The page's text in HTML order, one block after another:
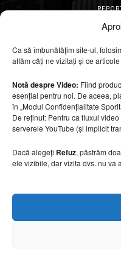
Ca să îmbunătățim site-ul,
aflăm câți ne vizitați și ce
Notă despre Video: Fiind
esențial pentru noi. De aceea,
în „Modul Confidențialitate
De reținut: Pentru ca fluxul
serverele YouTube (și implicit
Dacă alegeți Refuz, păstrăm
ele vizibile, dar vizita dvs. nu va
Articole
Cele mai impresionante
7 august 2026
Ouse Valley Viaduct,
7 august 2026